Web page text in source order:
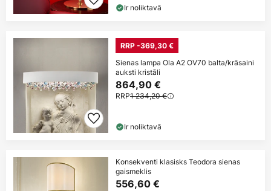
Ir noliktavā
RRP -369,30 €
Sienas lampa Ola A2 OV70 balta/krāsaini
auksti kristāli
864,90 €
RRP1 234,20 €
Ir noliktavā
Konsekventi klasisks Teodora sienas
gaismeklis
556,60 €